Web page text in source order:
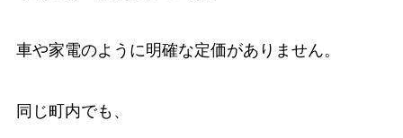
車や家電のように明確な定価がありません。
同じ町内でも、